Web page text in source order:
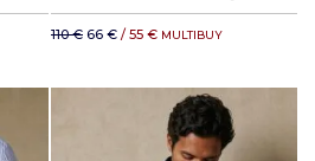
110 € 66 € / 55 € MULTIBUY